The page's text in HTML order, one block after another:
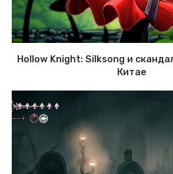
Hollow Knight: Silksong и
Китае